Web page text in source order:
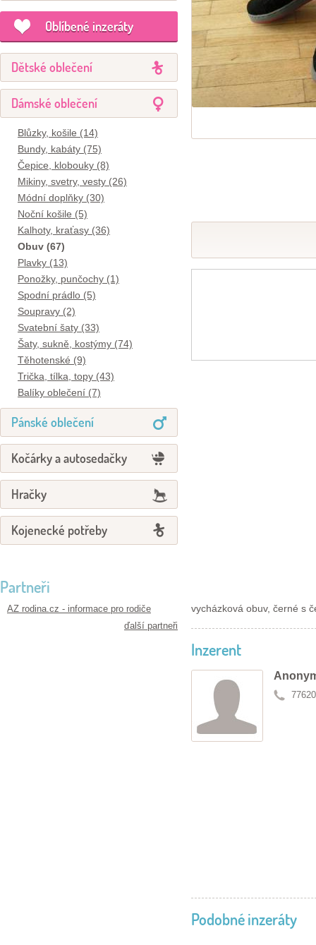
Oblíbené inzeráty
Dětské oblečení
Dámské oblečení
Blůzky, košile (14)
Bundy, kabáty (75)
Čepice, klobouky (8)
Mikiny, svetry, vesty (26)
Módní doplňky (30)
Noční košile (5)
Kalhoty, kraťasy (36)
Obuv (67)
Plavky (13)
Ponožky, punčochy (1)
Spodní prádlo (5)
Soupravy (2)
Svatební šaty (33)
Šaty, sukně, kostýmy (74)
Těhotenské (9)
Trička, tílka, topy (43)
Balíky oblečení (7)
Pánské oblečení
Kočárky a autosedačky
Hračky
Kojenecké potřeby
Partneři
AZ rodina.cz - informace pro rodiče
ďalší partneři
vycházková obuv, černé s
Inzerent
Podobné inzeráty